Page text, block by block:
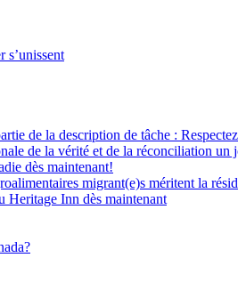
s’unissent
de la description de tâche :
de la vérité et de la réconciliation un
dès maintenant!
migrant(e)s méritent la
Heritage Inn dès maintenant